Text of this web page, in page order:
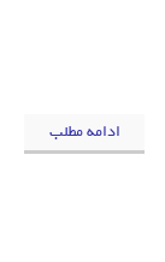
ادامه مطلب